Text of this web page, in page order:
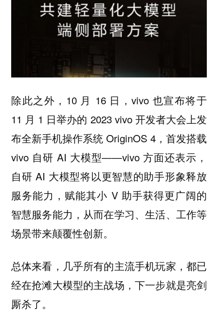
除此之外，10 月 16 日，vivo 也宣布将于
11 月 1 日举办的 2023 vivo 开发者大会上发
布全新手机操作系统 OriginOS 4，首发搭载
vivo 自研 AI 大模型——vivo 方面还表示，
自研 AI 大模型将以更智慧的助手形象释放
服务能力，赋能其小 V 助手获得更广阔的
智慧服务能力，从而在学习、生活、工作等
场景带来颠覆性创新。
总体来看，几乎所有的主流手机玩家，都已
经在抢滩大模型的主战场，下一步就是亮剑
厮杀了。